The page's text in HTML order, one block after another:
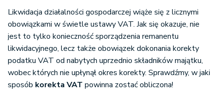
Likwidacja działalności gospodarczej wiąże się z licznymi
obowiązkami w świetle ustawy VAT. Jak się okazuje, nie
jest to tylko konieczność sporządzenia remanentu
likwidacyjnego, lecz także obowiązek dokonania korekty
podatku VAT od nabytych uprzednio składników majątku,
wobec których nie upłynął okres korekty. Sprawdźmy, w jaki
sposób korekta VAT powinna zostać obliczona!